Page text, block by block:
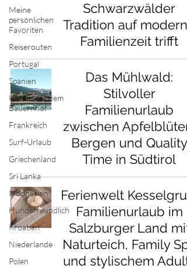
Meine
persönlichen
Favoriten
Reiserouten
Portugal
Spanien
Urlaub auf dem
Bauernhof
Frankreich
Surf-Urlaub
Griechenland
Sri Lanka
Indonesien
Hundefreundlich
Kroatien
Niederlande
Polen
Schwarzwälder
Tradition auf moderne
Familienzeit trifft
Das Mühlwald:
Stilvoller
Familienurlaub
zwischen
Bergen und Quality
Time in Südtirol
Ferienwelt
Familienurlaub im
Salzburger Land mit
Naturteich, Family
und stylischem